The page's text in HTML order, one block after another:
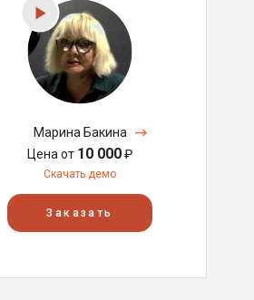
Марина Бакина
Цена от 10 000₽
Скачать демо
Заказать